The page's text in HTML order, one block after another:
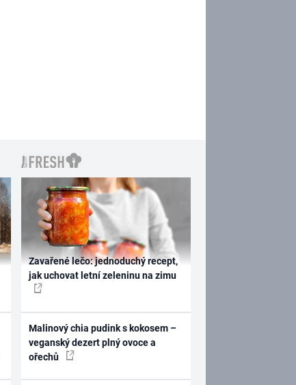
Zavařené lečo: jednoduchý recept,
jak uchovat letní zeleninu na zimu
Malinový chia pudink s kokosem –
veganský dezert plný ovoce a
ořechů